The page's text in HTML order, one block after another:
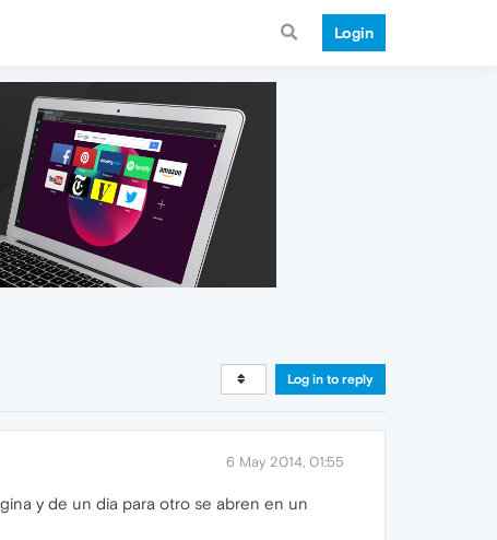
Login
Log in to reply
6 May 2014, 01:55
y de un dia para otro se abren en un